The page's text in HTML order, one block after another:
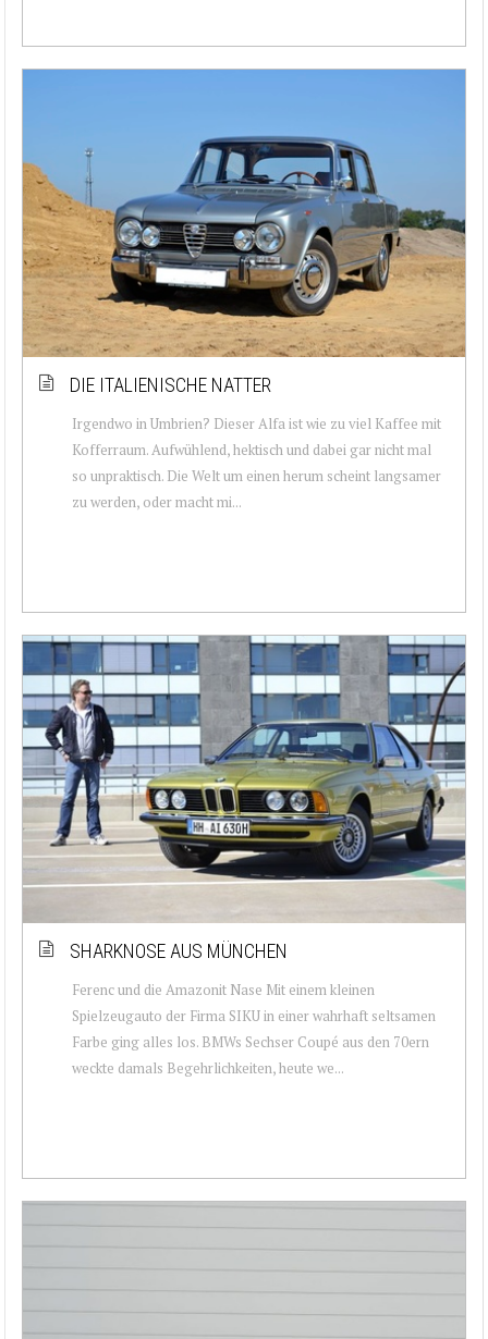
DIE ITALIENISCHE NATTER
Irgendwo in Umbrien? Dieser Alfa ist wie zu viel Kaffee mit
Kofferraum. Aufwühlend, hektisch und dabei gar nicht mal
so unpraktisch. Die Welt um einen herum scheint langsamer
zu werden, oder macht mi...
SHARKNOSE AUS MÜNCHEN
Ferenc und die Amazonit Nase Mit einem kleinen
Spielzeugauto der Firma SIKU in einer wahrhaft seltsamen
Farbe ging alles los. BMWs Sechser Coupé aus den 70ern
weckte damals Begehrlichkeiten, heute we...